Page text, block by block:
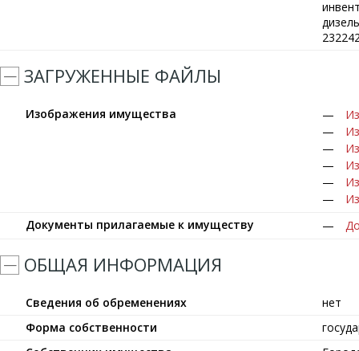
ЗАГРУЖЕННЫЕ ФАЙЛЫ
Изображения имущества
Документы прилагаемые к имуществу
ОБЩАЯ ИНФОРМАЦИЯ
Сведения об обременениях
нет
Форма собственности